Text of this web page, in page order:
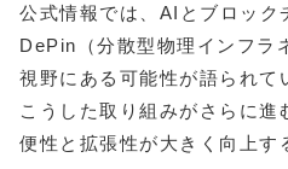
公式情報では、AIとブロック
DePin（分散型物理インフラ
視野にある可能性が語られて
こうした取り組みがさらに進
便性と拡張性が大きく向上す